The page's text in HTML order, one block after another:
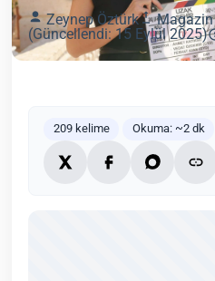
Zeynep Öztürk Magazin
(Güncellendi: 15 Eylül 2025)
209 kelime Okuma: ~2 dk